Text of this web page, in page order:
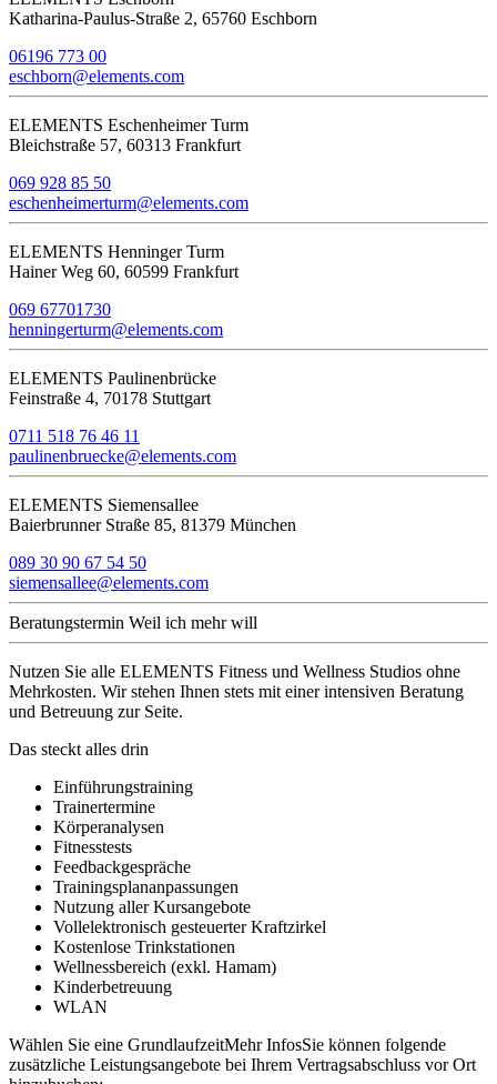
Katharina-Paulus-Straße 2, 65760 Eschborn
06196 773 00
eschborn@elements.com
ELEMENTS Eschenheimer Turm
Bleichstraße 57, 60313 Frankfurt
069 928 85 50
eschenheimerturm@elements.com
ELEMENTS Henninger Turm
Hainer Weg 60, 60599 Frankfurt
069 67701730
henningerturm@elements.com
ELEMENTS Paulinenbrücke
Feinstraße 4, 70178 Stuttgart
0711 518 76 46 11
paulinenbruecke@elements.com
ELEMENTS Siemensallee
Baierbrunner Straße 85, 81379 München
089 30 90 67 54 50
siemensallee@elements.com
Beratungstermin Weil ich mehr will
Nutzen Sie alle ELEMENTS Fitness und Wellness Studios ohne
Mehrkosten. Wir stehen Ihnen stets mit einer intensiven Beratung
und Betreuung zur Seite.
Das steckt alles drin
Einführungstraining
Trainertermine
Körperanalysen
Fitnesstests
Feedbackgespräche
Trainingsplananpassungen
Nutzung aller Kursangebote
Vollelektronisch gesteuerter Kraftzirkel
Kostenlose Trinkstationen
Wellnessbereich (exkl. Hamam)
Kinderbetreuung
WLAN
Wählen Sie eine GrundlaufzeitMehr InfosSie können folgende
zusätzliche Leistungsangebote bei Ihrem Vertragsabschluss vor Ort